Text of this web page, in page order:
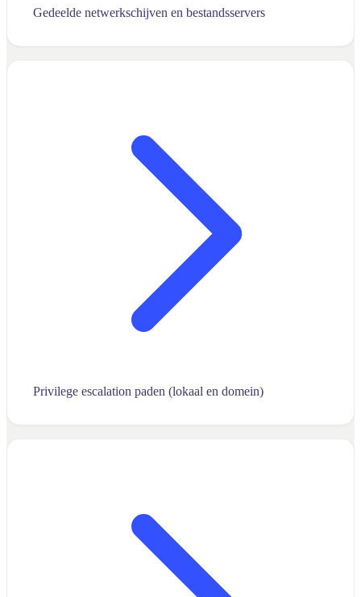
Gedeelde netwerkschijven en bestandsservers
Privilege escalation paden (lokaal en domein)